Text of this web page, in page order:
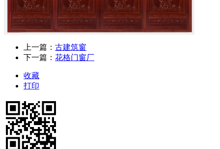
上一篇： 古建筑窗
下一篇： 花格门窗厂
收藏
打印